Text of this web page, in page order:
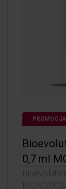
PROMOCJA
0,7 ml